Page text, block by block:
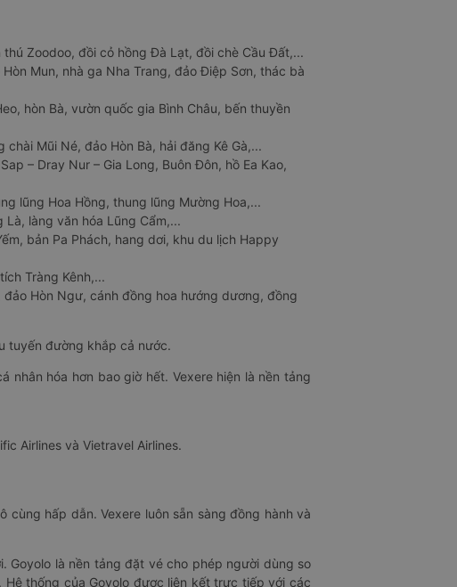
Zoodoo, đồi cỏ hồng Đà Lạt, đồi chè Cầu Đất,...
Mun, nhà ga Nha Trang, đảo Điệp Sơn, thác bà
hòn Bà, vườn quốc gia Bình Châu, bến thuyền
Mũi Né, đảo Hòn Bà, hải đăng Kê Gà,...
– Dray Nur – Gia Long, Buôn Đôn, hồ Ea Kao,
lũng Hoa Hồng, thung lũng Mường Hoa,...
làng văn hóa Lũng Cẩm,...
bản Pa Phách, hang dơi, khu du lịch Happy
Tràng Kênh,...
Hòn Ngư, cánh đồng hoa hướng dương, đồng
tuyến đường khắp cả nước.
nhân hóa hơn bao giờ hết. Vexere hiện là nền tảng
Airlines và Vietravel Airlines.
hấp dẫn. Vexere luôn sẵn sàng đồng hành và
Goyolo là nền tảng đặt vé cho phép người dùng so
thống của Goyolo được liên kết trực tiếp với các